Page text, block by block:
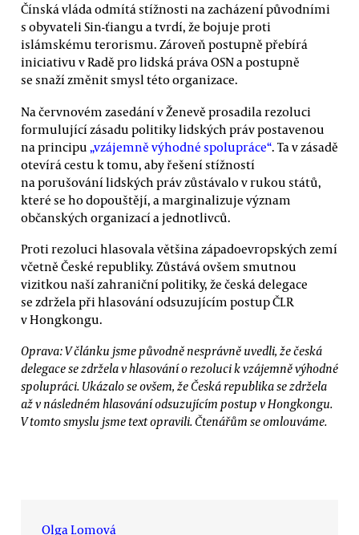
Čínská vláda odmítá stížnosti na zacházení původními
s obyvateli Sin-ťiangu a tvrdí, že bojuje proti
islámskému terorismu. Zároveň postupně přebírá
iniciativu v Radě pro lidská práva OSN a postupně
se snaží změnit smysl této organizace.
Na červnovém zasedání v Ženevě prosadila rezoluci
formulující zásadu politiky lidských práv postavenou
na principu „vzájemně výhodné spolupráce“. Ta v zásadě
otevírá cestu k tomu, aby řešení stížností
na porušování lidských práv zůstávalo v rukou států,
které se ho dopouštějí, a marginalizuje význam
občanských organizací a jednotlivců.
Proti rezoluci hlasovala většina západoevropských zemí
včetně České republiky. Zůstává ovšem smutnou
vizitkou naší zahraniční politiky, že česká delegace
se zdržela při hlasování odsuzujícím postup ČLR
v Hongkongu.
Oprava: V článku jsme původně nesprávně uvedli, že česká
delegace se zdržela v hlasování o rezoluci k vzájemně výhodné
spolupráci. Ukázalo se ovšem, že Česká republika se zdržela
až v následném hlasování odsuzujícím postup v Hongkongu.
V tomto smyslu jsme text opravili. Čtenářům se omlouváme.
Olga Lomová